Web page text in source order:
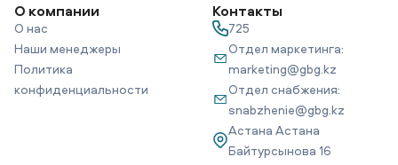
О компании
О нас
Наши менеджеры
Политика
конфиденциальности
Контакты
725
Отдел маркетинга:
marketing@gbg.kz
Отдел снабжения:
snabzhenie@gbg.kz
Астана Астана
Байтурсынова 16